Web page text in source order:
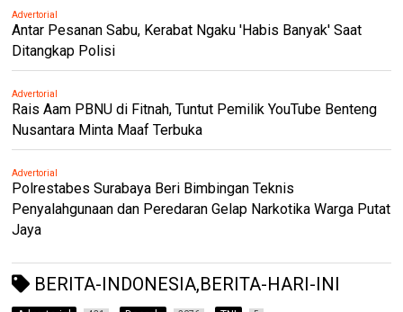
Advertorial
Antar Pesanan Sabu, Kerabat Ngaku 'Habis Banyak' Saat
Ditangkap Polisi
Advertorial
Rais Aam PBNU di Fitnah, Tuntut Pemilik YouTube Benteng
Nusantara Minta Maaf Terbuka
Advertorial
Polrestabes Surabaya Beri Bimbingan Teknis
Penyalahgunaan dan Peredaran Gelap Narkotika Warga Putat
Jaya
BERITA-INDONESIA,BERITA-HARI-INI